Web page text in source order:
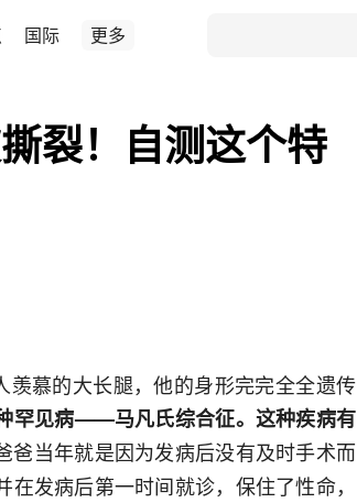
国际 更多
裂！自测这个特
慕的大长腿，他的身形完完全全遗传
罕见病——马凡氏综合征。这种疾病有
爸当年就是因为发病后没有及时手术而
发病后第一时间就诊，保住了性命，